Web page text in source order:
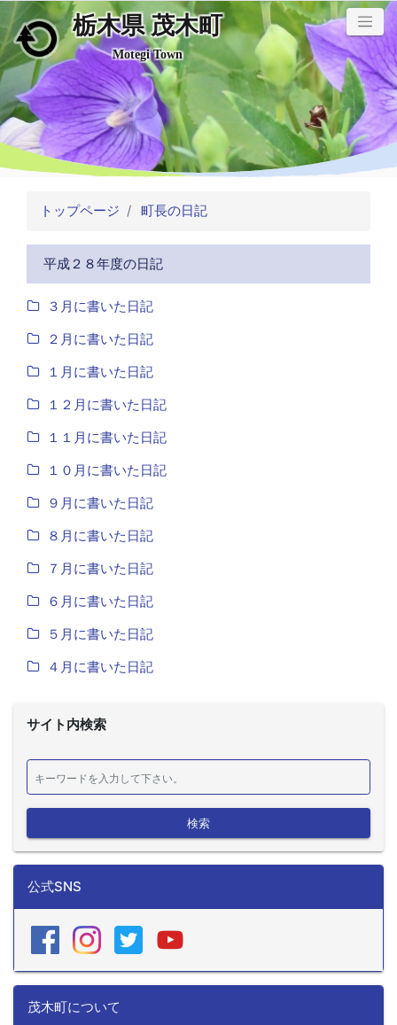
メインコンテンツにスキップ
栃木県 茂木町
Motegi Town
トップページ 町長の日記
平成２８年度の日記
３月に書いた日記
２月に書いた日記
１月に書いた日記
１２月に書いた日記
１１月に書いた日記
１０月に書いた日記
９月に書いた日記
８月に書いた日記
７月に書いた日記
６月に書いた日記
５月に書いた日記
４月に書いた日記
サイト内検索
検索
公式SNS
茂木町について